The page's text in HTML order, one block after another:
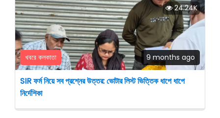
24.24K
খবরে কলকাতা 9 months ago
SIR ফর্ম নিয়ে সব প্রশ্নের উত্তর: ভোটার লিস্ট ভিত্তিক ধাপে ধাপে
নির্দেশিকা